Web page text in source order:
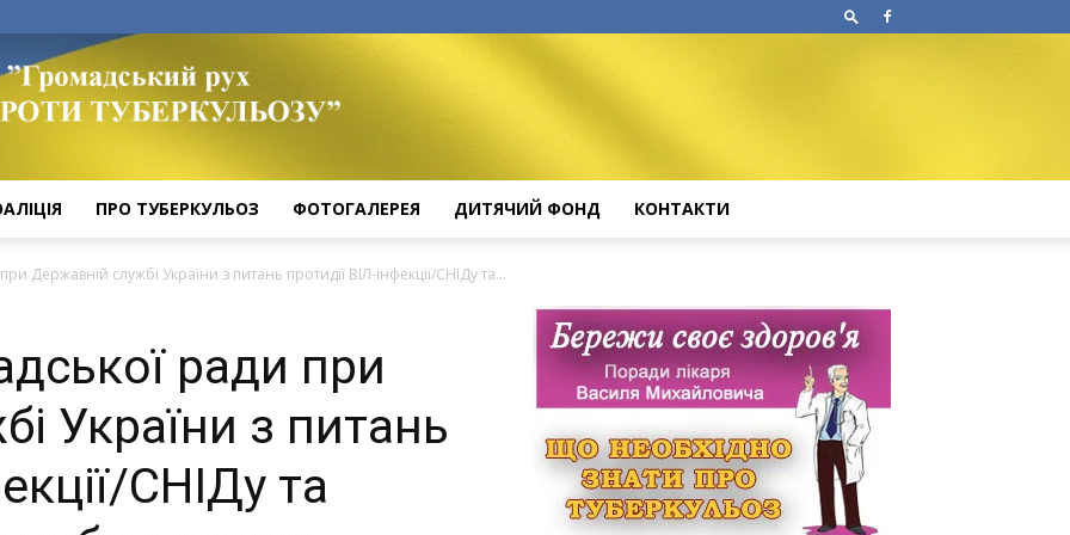
ПРО ТУБЕРКУЛЬОЗ ФОТОГАЛЕРЕЯ ДИТЯЧИЙ ФОНД КОНТАКТИ
Державній службі України з питань протидії ВІЛ-інфекції/СНІДу та...
ради при
України з питань
СНІДу та